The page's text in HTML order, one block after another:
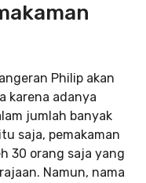
Philip akan
karena adanya
jumlah banyak
saja, pemakaman
30 orang saja yang
Namun, nama